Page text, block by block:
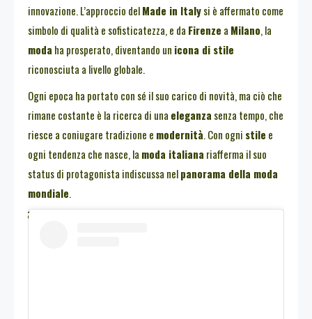
innovazione. L’approccio delMade in Italysi è affermato come
simbolo di qualità e sofisticatezza, e da Firenze a Milano, la
moda ha prosperato, diventando un icona di stile
riconosciuta a livello globale.
Ogni epoca ha portato con sé il suo carico di novità, ma ciò che
rimane costante è la ricerca di una eleganza senza tempo, che
riesce a coniugare tradizione e modernità. Con ogni stile e
ogni tendenza che nasce, la moda italiana riafferma il suo
status di protagonista indiscussa nelpanorama della moda
mondiale.